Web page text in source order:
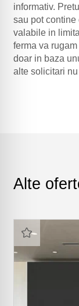
informativ.
sau pot contine
valabile in
ferma va
doar in baza
alte solicitari
Alte